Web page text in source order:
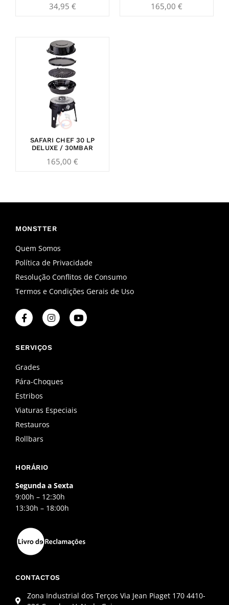
34,95 € 165,00 €
SAFARI CHEF 30 LP
DELUXE / 30MBAR
165,00 €
MONSTTER
Quem Somos
Política de Privacidade
Resolução Conflitos de Consumo
Termos e Condições Gerais de Uso
F
a
c
b
o
k
-
f
I
n
s
a
m
Y
o
u
SERVIÇOS
Grades
Pára-Choques
Estribos
Viaturas Especiais
Restauros
Rollbars
HORÁRIO
Segunda a Sexta
9:00h – 12:30h
13:30h – 18:00h
CONTACTOS
Zona Industrial dos Terços Via Jean Piaget 170 4410-